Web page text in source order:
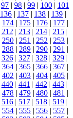
97 | 98 | 99 | 100 | 101
136 | 137 | 138 | 139 |
174 | 175 | 176 | 177 |
212 | 213 | 214 | 215 |
250 | 251 | 252 | 253 |
288 | 289 | 290 | 291 |
326 | 327 | 328 | 329 |
364 | 365 | 366 | 367 |
402 | 403 | 404 | 405 |
440 | 441 | 442 | 443 |
478 | 479 | 480 | 481 |
516 | 517 | 518 | 519 |
554 | 555 | 556 | 557 |